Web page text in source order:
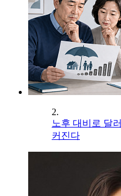
2.
노후 대비로 달
커진다